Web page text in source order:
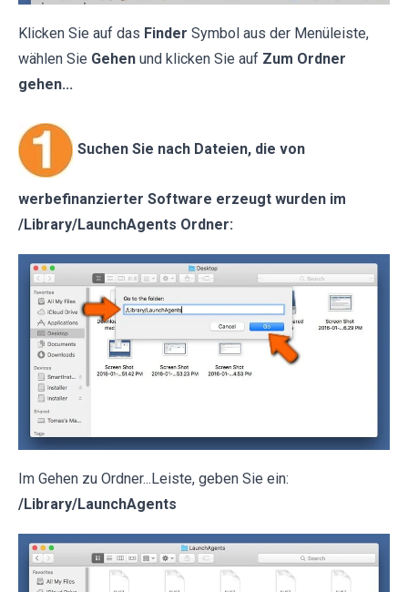
Klicken Sie auf das Finder Symbol aus der Menüleiste,
wählen Sie Gehen und klicken Sie auf Zum Ordner
gehen...
Suchen Sie nach Dateien, die von
werbefinanzierter Software erzeugt wurden im
/Library/LaunchAgents Ordner:
Im Gehen zu Ordner...Leiste, geben Sie ein:
/Library/LaunchAgents